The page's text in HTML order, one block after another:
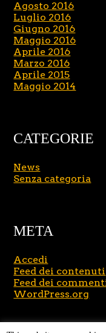
Agosto 2016
Luglio 2016
Giugno 2016
Maggio 2016
Aprile 2016
Marzo 2016
Aprile 2015
Maggio 2014
CATEGORIE
News
Senza categoria
META
Accedi
Feed dei contenuti
Feed dei
WordPress.org
Copyright © 2026